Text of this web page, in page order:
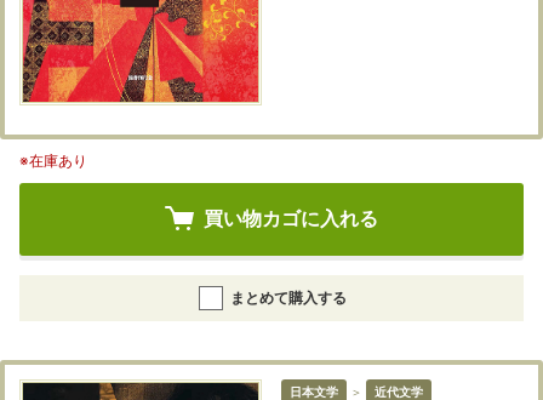
※在庫あり
買い物カゴに入れる
まとめて購入する
日本文学 ＞ 近代文学